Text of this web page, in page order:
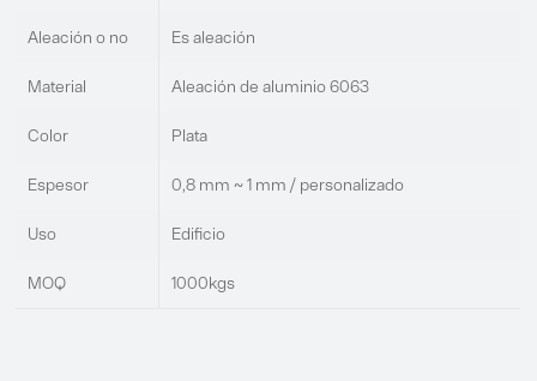
Aleación o no Es aleación
Material Aleación de aluminio 6063
Color Plata
Espesor 0,8 mm ~ 1 mm / personalizado
Uso Edificio
MOQ 1000kgs